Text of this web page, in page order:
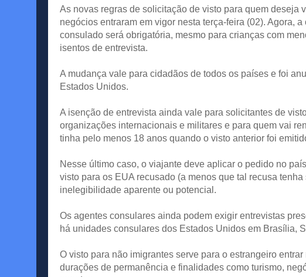
As novas regras de solicitação de visto para quem deseja
negócios entraram em vigor nesta terça-feira (02). Agora,
consulado será obrigatória, mesmo para crianças com
isentos de entrevista.
A mudança vale para cidadãos de todos os países e foi
Estados Unidos.
A isenção de entrevista ainda vale para solicitantes de
organizações internacionais e militares e para quem vai
tinha pelo menos 18 anos quando o visto anterior foi
Nesse último caso, o viajante deve aplicar o pedido no
visto para os EUA recusado (a menos que tal recusa
inelegibilidade aparente ou potencial.
Os agentes consulares ainda podem exigir entrevistas
há unidades consulares dos Estados Unidos em Brasília,
O visto para não imigrantes serve para o estrangeiro
durações de permanência e finalidades como turismo,